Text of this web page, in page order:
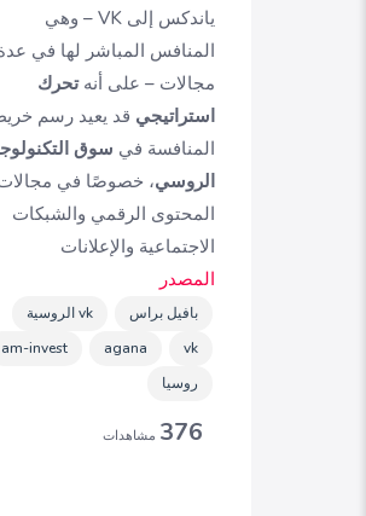
ياندكس إلى VK – وهي
المنافس المباشر لها في
مجالات – على أنهتحرك
استراتيجي قد يعيد رسم
المنافسة في سوق
الروسي، خصوصًا في
المحتوى الرقمي والشبكات
الاجتماعية والإعلانات
المصدر
بافيل براس
vk الروسية
vk
agana
am-invest
روسيا
376 مشاهدات